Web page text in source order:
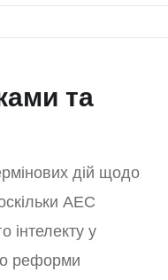
та
дій щодо
AEC
інтелекту у
реформи